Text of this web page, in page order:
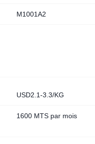
M1001A2
USD2.1-3.3/KG
1600 MTS par mois